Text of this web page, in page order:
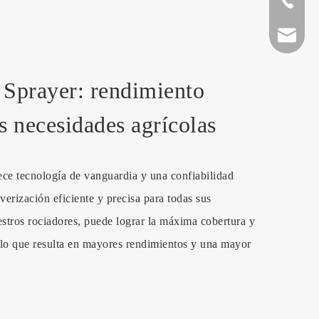
rendimiento
necesidades agrícolas
tecnología de vanguardia y una confiabilidad
eficiente y precisa para todas sus
rociadores, puede lograr la máxima cobertura y
que resulta en mayores rendimientos y una mayor